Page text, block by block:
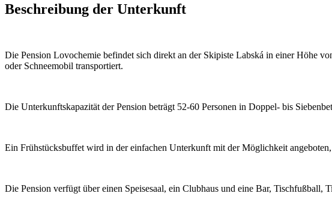
Beschreibung der Unterkunft
Die Pension Lovochemie befindet sich direkt an der Skipiste Labská in einer Höhe
oder Schneemobil transportiert.
Die Unterkunftskapazität der Pension beträgt 52-60 Personen in Doppel- bis
Ein Frühstücksbuffet wird in der einfachen Unterkunft mit der Möglichkeit
Die Pension verfügt über einen Speisesaal, ein Clubhaus und eine Bar, Tischfußball,